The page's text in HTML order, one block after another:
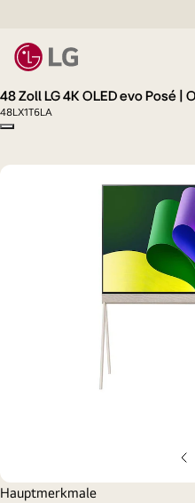
48 Zoll LG 4K OLED evo Posé |
48LX1T6LA
Copy model name
Hauptmerkmale